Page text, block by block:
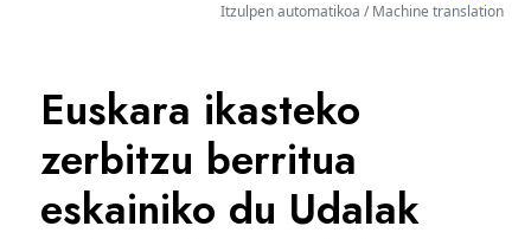
Itzulpen automatikoa / Machine translation
Euskara ikasteko
zerbitzu berritua
eskainiko du Udalak